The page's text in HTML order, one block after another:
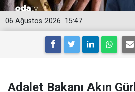
15:47
06 Ağustos 2026
Adalet Bakanı Akın